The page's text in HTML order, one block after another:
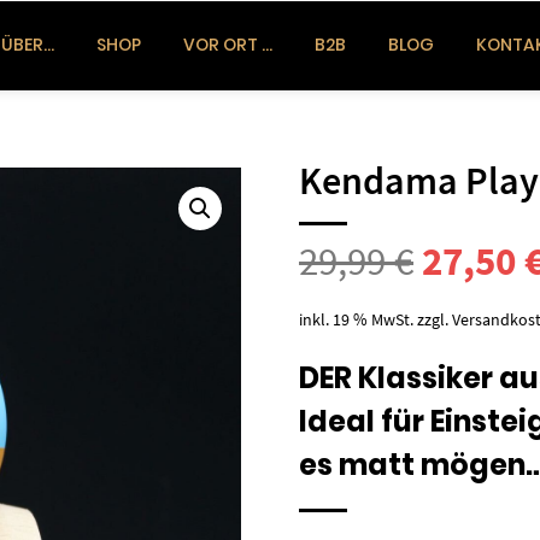
ÜBER… SHOP VOR ORT … B2B BLOG
Kendama
29,99€
Preis
war:
29,99 €
27,50
inkl. 19 % MwSt.zzgl.
DER Klassiker
Ideal für
es matt